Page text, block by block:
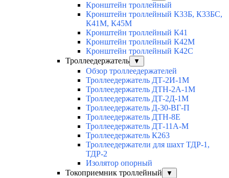
Кронштейн троллейный
Кронштейн троллейный К33Б, К33БС,
К41М, К45М
Кронштейн троллейный К41
Кронштейн троллейный К42М
Кронштейн троллейный К42С
Троллеедержатель
▼
Обзор троллеедержателей
Троллеедержатель ДТ-2И-1М
Троллеедержатель ДТН-2А-1М
Троллеедержатель ДТ-2Д-1М
Троллеедержатель Д-30-ВГ-П
Троллеедержатель ДТН-8Е
Троллеедержатель ДТ-11А-М
Троллеедержатель К263
Троллеедержатели для шахт ТДР-1,
ТДР-2
Изолятор опорный
Токоприемник троллейный
▼